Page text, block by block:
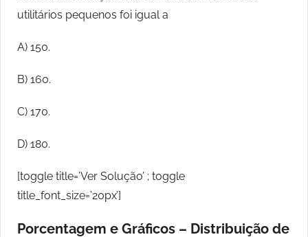
utilitários pequenos foi igual a
A) 150.
B) 160.
C) 170.
D) 180.
[toggle title=’Ver Solução’ ; toggle
title_font_size=’20px’]
Porcentagem e Gráficos – Distribuição de